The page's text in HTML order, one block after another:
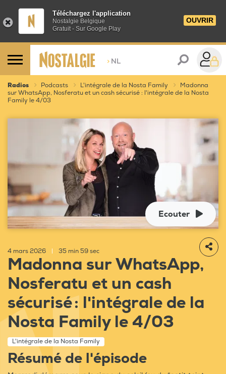
Téléchargez l'application
Nostalgie Belgique
Gratuit - Sur Google Play
OUVRIR
> NL
Radios Podcasts L'intégrale de la Nosta Family
Madonna
sur WhatsApp, Nosferatu et un cash sécurisé : l'intégrale de la Nosta
Family le 4/03
Ecouter
4 mars 2026 35 min 59 sec
Madonna sur WhatsApp,
Nosferatu et un cash
sécurisé : l'intégrale de la
Nosta Family le 4/03
L'intégrale de la Nosta Family
Résumé de l'épisode